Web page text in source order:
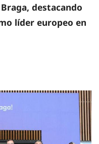
destacando
líder europeo en